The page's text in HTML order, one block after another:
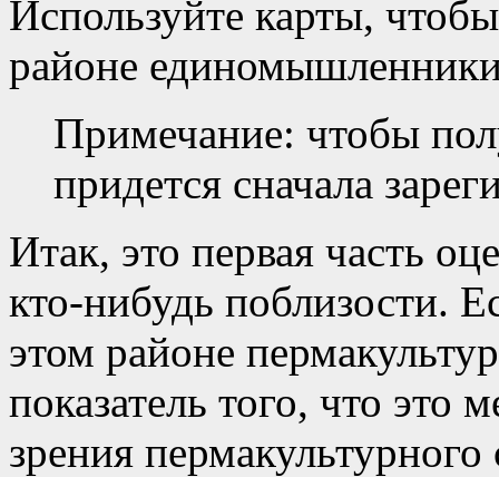
Используйте карты,
районе
Примечание: чтобы
придется сначала
Итак, это первая часть
кто-нибудь поблизости.
этом районе
показатель того, что это
зрения